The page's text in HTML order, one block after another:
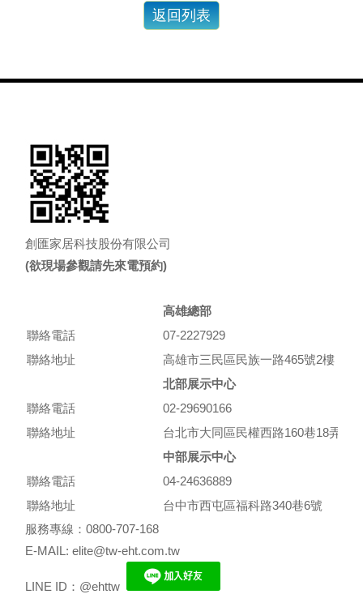
創匯家居科技股份有限公司
(欲現場參觀請先來電預約)
高雄總部
聯絡電話
07-2227929
聯絡地址
高雄市三民區民族一路465號2樓
北部展示中心
聯絡電話
02-29690166
聯絡地址
台北市大同區民權西路160巷18弄10
中部展示中心
聯絡電話
04-24636889
聯絡地址
台中市西屯區福科路340巷6號
服務專線：0800-707-168
E-MAIL: elite@tw-eht.com.tw
LINE ID：@ehttw